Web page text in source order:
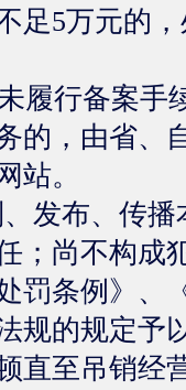
足5万元的
履行备案手
的，由省、
站。
发布、传播
；尚不构成
罚条例》、
规的规定予
直至吊销经